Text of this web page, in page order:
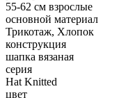
55-62 см взрослые
основной материал
Трикотаж, Хлопок
конструкция
шапка вязаная
серия
Hat Knitted
цвет